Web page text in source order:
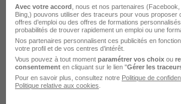
Juriste H/F
Avec votre accord , nous et nos partenaires (Facebook,
Bing,) pouvons utiliser des traceurs pour vous proposer
offres d’emploi ou des offres de formations
probabilités de trouver rapidement un emploi ou une
Nos partenaires personnalisent ces publicités en
votre profil et de vos centres d’intérêt.
Vous pouvez à tout moment paramétrer vos choix ou
consentement en cliquant sur le lien "Gérer les
Pour en savoir plus, consultez notre Politique de
Politique relative aux cookies